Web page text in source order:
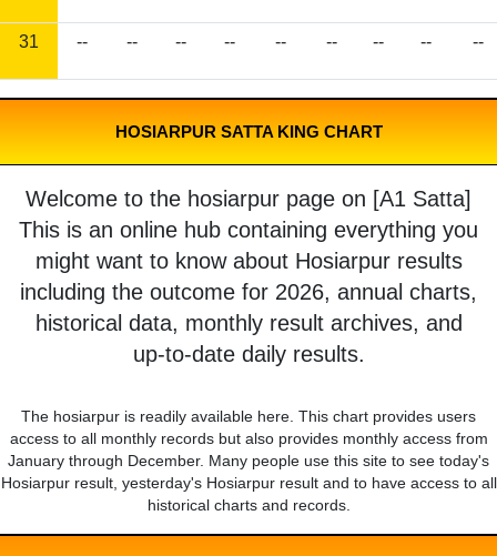
31 -- -- -- -- -- -- -- -- --
HOSIARPUR SATTA KING CHART
Welcome to the hosiarpur page on [A1 Satta]
This is an online hub containing everything you
might want to know about Hosiarpur results
including the outcome for 2026, annual charts,
historical data, monthly result archives, and
up-to-date daily results.
The hosiarpur is readily available here. This chart provides users
access to all monthly records but also provides monthly access from
January through December. Many people use this site to see today's
Hosiarpur result, yesterday's Hosiarpur result and to have access to all
historical charts and records.